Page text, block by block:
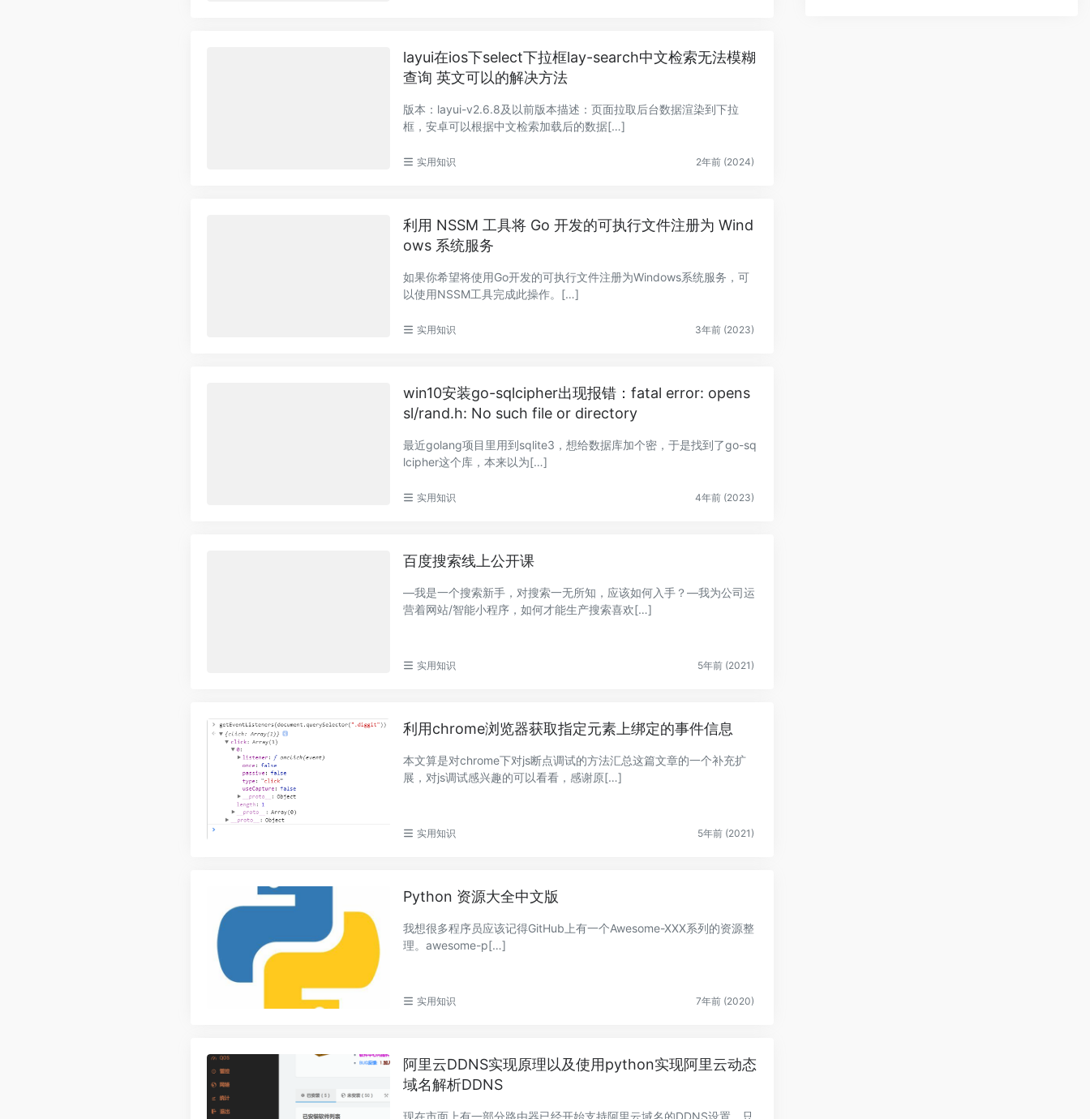
layui在ios下select下拉框lay-search中文检索无法模糊
查询 英文可以的解决方法
版本：layui-v2.6.8及以前版本描述：页面拉取后台数据渲染到下拉
框，安卓可以根据中文检索加载后的数据[…]
实用知识 2年前 (2024)
利用 NSSM 工具将 Go 开发的可执行文件注册为 Wind
ows 系统服务
如果你希望将使用Go开发的可执行文件注册为Windows系统服务，可
以使用NSSM工具完成此操作。[…]
实用知识 3年前 (2023)
win10安装go-sqlcipher出现报错：fatal error: opens
sl/rand.h: No such file or directory
最近golang项目里用到sqlite3，想给数据库加个密，于是找到了go-sq
lcipher这个库，本来以为[…]
实用知识 4年前 (2023)
百度搜索线上公开课
—我是一个搜索新手，对搜索一无所知，应该如何入手？—我为公司运
营着网站/智能小程序，如何才能生产搜索喜欢[…]
实用知识 5年前 (2021)
利用chrome浏览器获取指定元素上绑定的事件信息
本文算是对chrome下对js断点调试的方法汇总这篇文章的一个补充扩
展，对js调试感兴趣的可以看看，感谢原[…]
实用知识 5年前 (2021)
Python 资源大全中文版
我想很多程序员应该记得GitHub上有一个Awesome-XXX系列的资源整
理。awesome-p[…]
实用知识 7年前 (2020)
阿里云DDNS实现原理以及使用python实现阿里云动态
域名解析DDNS
现在市面上有一部分路由器已经开始支持阿里云域名的DDNS设置，只